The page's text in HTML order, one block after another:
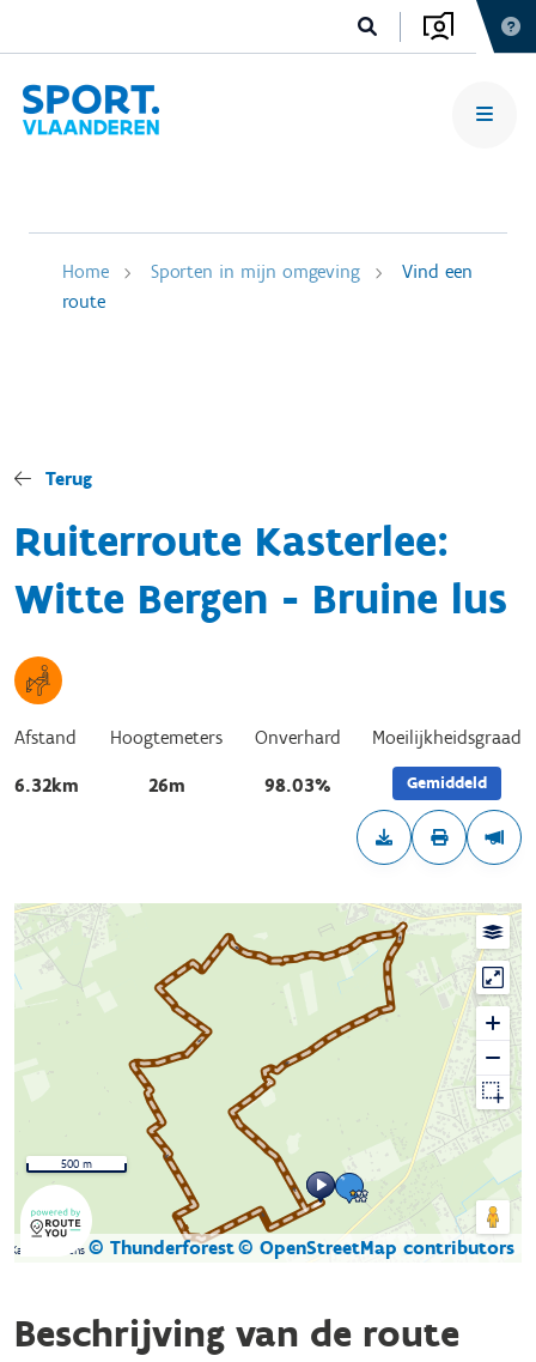
Home Sporten in mijn omgeving
Vind een
route
Terug
Ruiterroute Kasterlee:
Witte Bergen - Bruine lus
Afstand
6.32km
Hoogtemeters
26m
Onverhard
98.03%
Moeilijkheidsgraad
Gemiddeld
Kaartgegevens © Thunderforest© OpenStreetMap contributors
500 m
Beschrijving van de route